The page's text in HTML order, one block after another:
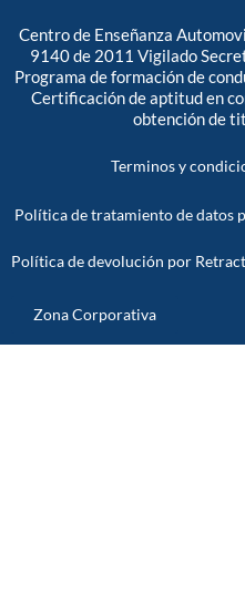
Centro de Enseñanza
9140 de 2011 Vigilado
Programa de formación de
Certificación de aptitud en
obtención de
Terminos y
Política de tratamiento de datos
Política de devolución por
Zona Corporativa